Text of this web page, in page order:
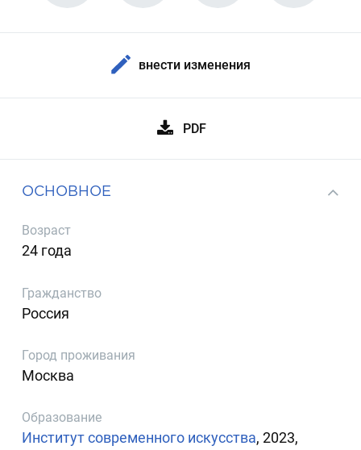
внести изменения
PDF
ОСНОВНОЕ
Возраст
24 года
Гражданство
Россия
Город проживания
Москва
Образование
Институт современного искусства, 2023,